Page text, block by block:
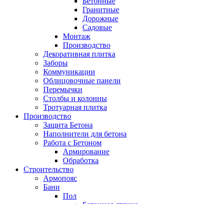
Гранитные
Дорожные
Садовые
Монтаж
Производство
Декоративная плитка
Заборы
Коммуникации
Облицовочные панели
Перемычки
Столбы и колонны
Тротуарная плитка
Производство
Защита Бетона
Наполнители для бетона
Работа с Бетоном
Армирование
Обработка
Строительство
Армопояс
Бани
Пол